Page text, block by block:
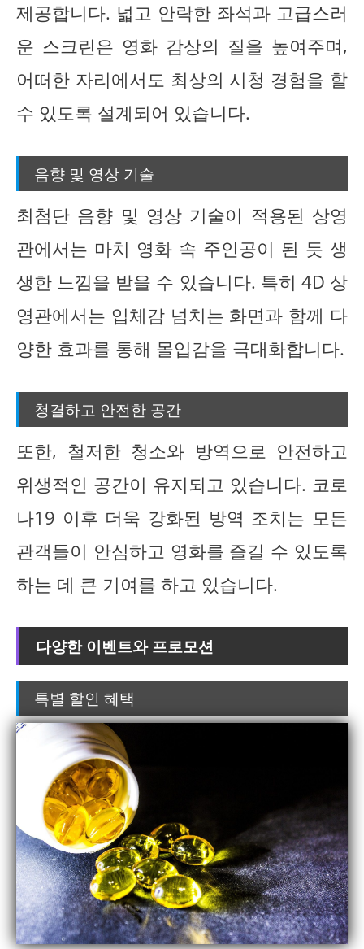
제공합니다. 넓고 안락한 좌석과 고급스러
운 스크린은 영화 감상의 질을 높여주며,
어떠한 자리에서도 최상의 시청 경험을 할
수 있도록 설계되어 있습니다.
음향 및 영상 기술
최첨단 음향 및 영상 기술이 적용된 상영
관에서는 마치 영화 속 주인공이 된 듯 생
생한 느낌을 받을 수 있습니다. 특히 4D 상
영관에서는 입체감 넘치는 화면과 함께 다
양한 효과를 통해 몰입감을 극대화합니다.
청결하고 안전한 공간
또한, 철저한 청소와 방역으로 안전하고
위생적인 공간이 유지되고 있습니다. 코로
나19 이후 더욱 강화된 방역 조치는 모든
관객들이 안심하고 영화를 즐길 수 있도록
하는 데 큰 기여를 하고 있습니다.
다양한 이벤트와 프로모션
특별 할인 혜택